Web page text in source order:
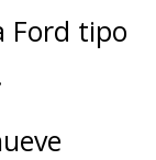
Ford tipo